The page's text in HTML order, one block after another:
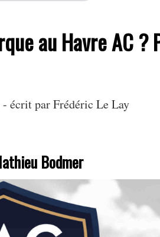
au Havre AC ?
- écrit parFrédéric Le Lay
Bodmer